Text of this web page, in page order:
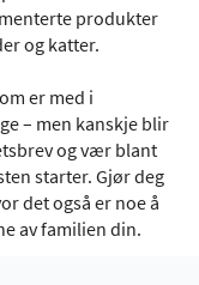
produkter
og katter.
er med i
– men kanskje blir
og vær blant
starter. Gjør deg
det også er noe å
av familien din.